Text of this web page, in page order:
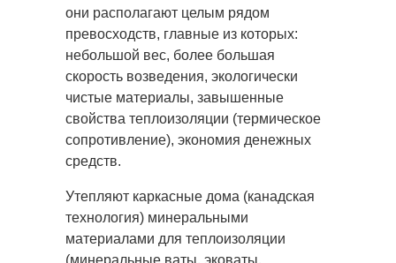
они располагают целым рядом
превосходств, главные из которых:
небольшой вес, более большая
скорость возведения, экологически
чистые материалы, завышенные
свойства теплоизоляции (термическое
сопротивление), экономия денежных
средств.
Утепляют каркасные дома (канадская
технология) минеральными
материалами для теплоизоляции
(минеральные ваты, эковаты,